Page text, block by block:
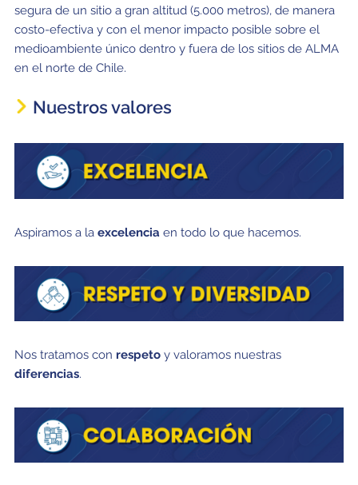
segura de un sitio a gran altitud (5.000 metros), de manera
costo-efectiva y con el menor impacto posible sobre el
medioambiente único dentro y fuera de los sitios de ALMA
en el norte de Chile.
Nuestros valores
Aspiramos a la excelenciaen todo lo que hacemos.
Nos tratamos con respetoy valoramos nuestras
diferencias.